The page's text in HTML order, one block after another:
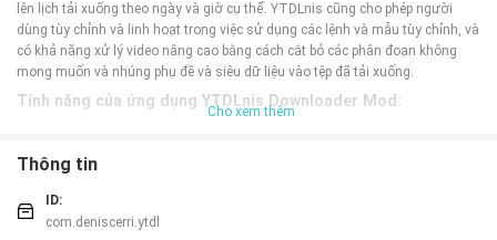
lên lịch tải xuống theo ngày và giờ cụ thể. YTDLnis cũng cho phép người
dùng tùy chỉnh và linh hoạt trong việc sử dụng các lệnh và mẫu tùy chỉnh, và
có khả năng xử lý video nâng cao bằng cách cắt bỏ các phân đoạn không
mong muốn và nhúng phụ đề và siêu dữ liệu vào tệp đã tải xuống.
Tính năng của ứng dụng YTDLnis Downloader Mod:
- Sử dụng yt-dlp: Tận dụng chương trình dòng lệnh yt-dlp để cung cấp các
tính năng tải xuống mạnh mẽ và linh hoạt.
- Tải xuống danh sách phát: Hỗ trợ tải xuống từng tệp riêng lẻ hoặc toàn bộ
danh sách phát từ các trang web.
Cho xem thêm
Thông tin
ID:
com.deniscerri.ytdl